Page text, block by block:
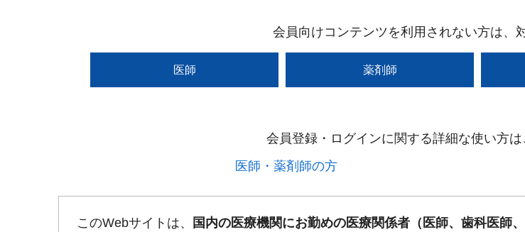
会員向けコンテンツを利用されない方は、
医師 薬剤師
会員登録・ログインに関する詳細な使い方は
医師・薬剤師の方​
このWebサイトは、 国内の医療機関にお勤めの医療関係者（医師、歯科医師、